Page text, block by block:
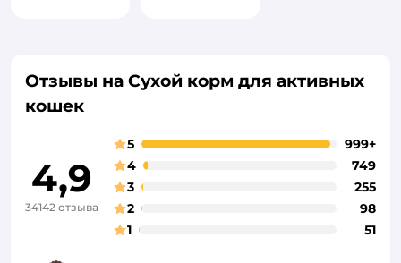
Отзывы на Сухой корм для активных
кошек
4,9
34142 отзыва
5
999+
4
749
3
255
2
98
1
51